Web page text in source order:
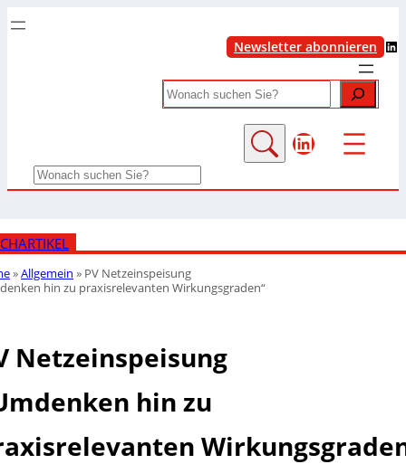
Newsletter abonnieren LinkedIn
Search
LinkedIn
Search
»Allgemein » PV Netzeinspeisung
hin zu praxisrelevanten Wirkungsgraden“
Netzeinspeisung
hin zu